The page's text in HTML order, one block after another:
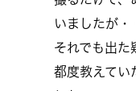
いましたが・
それでも出た
都度教えてい